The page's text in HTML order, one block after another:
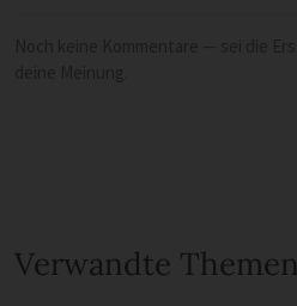
Verwandte Themen